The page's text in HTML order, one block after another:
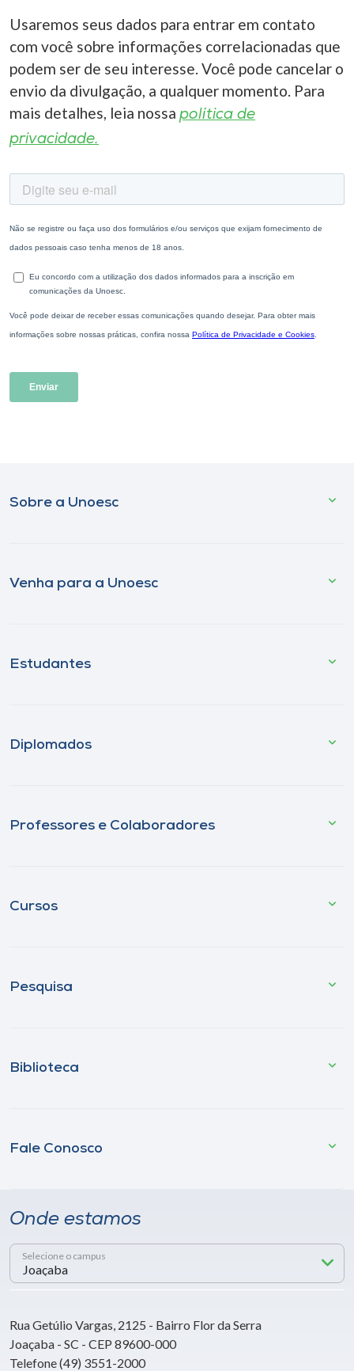
Usaremos seus dados para entrar em contato
com você sobre informações correlacionadas que
podem ser de seu interesse. Você pode cancelar o
envio da divulgação, a qualquer momento. Para
mais detalhes, leia nossa política de
privacidade.
Sobre a Unoesc
Venha para a Unoesc
Estudantes
Diplomados
Professores e Colaboradores
Cursos
Pesquisa
Biblioteca
Fale Conosco
Onde estamos
Selecione o campus
Rua Getúlio Vargas, 2125 - Bairro Flor da Serra
Joaçaba - SC - CEP 89600-000
Telefone (49) 3551-2000